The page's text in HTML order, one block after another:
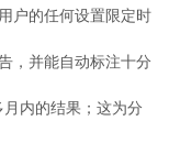
户的任何设置限定时
，并能自动标注十分
内的结果；这为分